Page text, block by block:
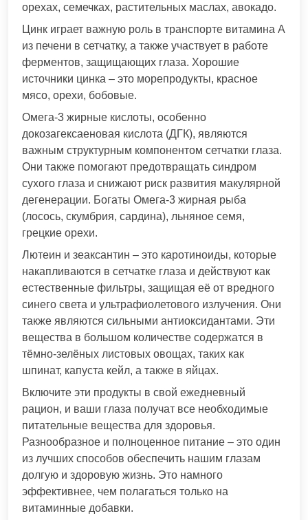
орехах, семечках, растительных маслах, авокадо.
Цинк играет важную роль в транспорте витамина А
из печени в сетчатку, а также участвует в работе
ферментов, защищающих глаза. Хорошие
источники цинка – это морепродукты, красное
мясо, орехи, бобовые.
Омега-3 жирные кислоты, особенно
докозагексаеновая кислота (ДГК), являются
важным структурным компонентом сетчатки глаза.
Они также помогают предотвращать синдром
сухого глаза и снижают риск развития макулярной
дегенерации. Богаты Омега-3 жирная рыба
(лосось, скумбрия, сардина), льняное семя,
грецкие орехи.
Лютеин и зеаксантин – это каротиноиды, которые
накапливаются в сетчатке глаза и действуют как
естественные фильтры, защищая её от вредного
синего света и ультрафиолетового излучения. Они
также являются сильными антиоксидантами. Эти
вещества в большом количестве содержатся в
тёмно-зелёных листовых овощах, таких как
шпинат, капуста кейл, а также в яйцах.
Включите эти продукты в свой ежедневный
рацион, и ваши глаза получат все необходимые
питательные вещества для здоровья.
Разнообразное и полноценное питание – это один
из лучших способов обеспечить нашим глазам
долгую и здоровую жизнь. Это намного
эффективнее, чем полагаться только на
витаминные добавки.